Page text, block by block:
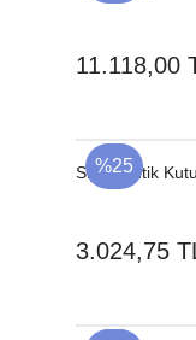
11.118,00
%25
Siyah Antik
3.024,75